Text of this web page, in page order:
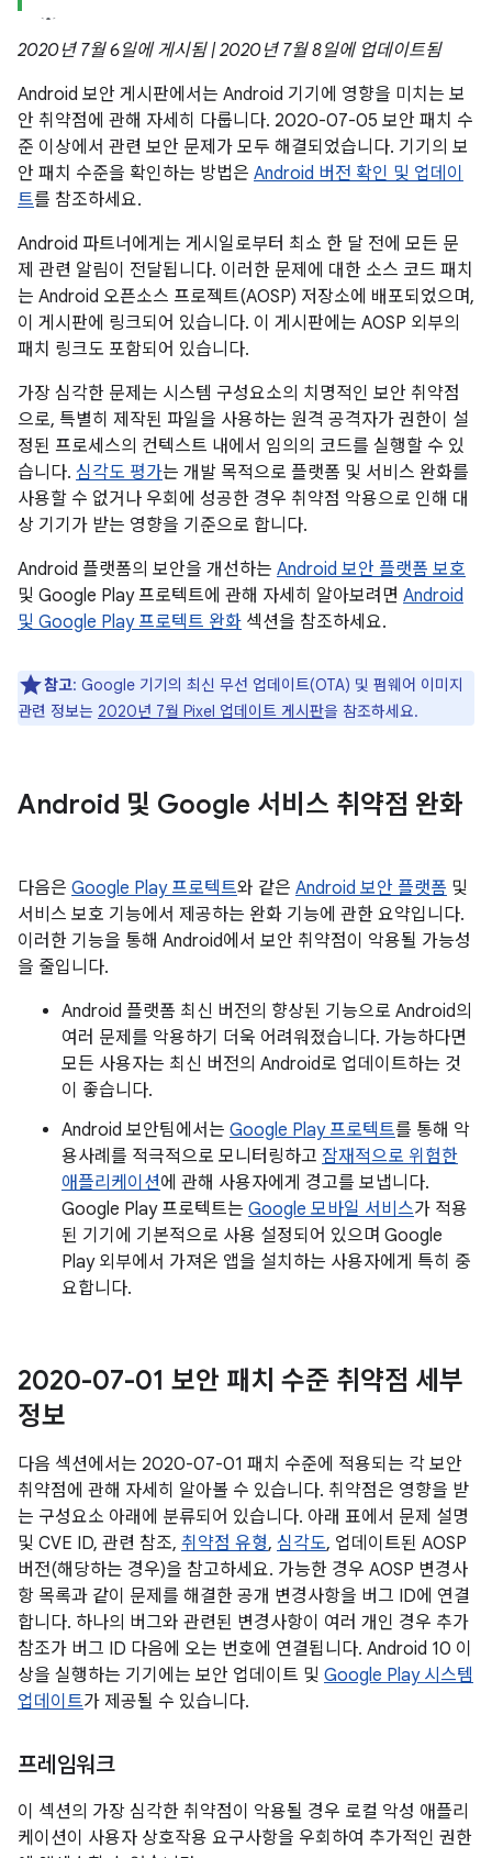
2020년 7월 6일에 게시됨 | 2020년 7월 8일에 업데이트됨
Android 보안 게시판에서는 Android 기기에 영향을 미치는 보
안 취약점에 관해 자세히 다룹니다. 2020-07-05 보안 패치 수
준 이상에서 관련 보안 문제가 모두 해결되었습니다. 기기의 보
안 패치 수준을 확인하는 방법은 Android 버전 확인 및 업데이
트를 참조하세요.
Android 파트너에게는 게시일로부터 최소 한 달 전에 모든 문
제 관련 알림이 전달됩니다. 이러한 문제에 대한 소스 코드 패치
는 Android 오픈소스 프로젝트(AOSP) 저장소에 배포되었으며,
이 게시판에 링크되어 있습니다. 이 게시판에는 AOSP 외부의
패치 링크도 포함되어 있습니다.
가장 심각한 문제는 시스템 구성요소의 치명적인 보안 취약점
으로, 특별히 제작된 파일을 사용하는 원격 공격자가 권한이 설
정된 프로세스의 컨텍스트 내에서 임의의 코드를 실행할 수 있
습니다. 심각도 평가는 개발 목적으로 플랫폼 및 서비스 완화를
사용할 수 없거나 우회에 성공한 경우 취약점 악용으로 인해 대
상 기기가 받는 영향을 기준으로 합니다.
Android 플랫폼의 보안을 개선하는 Android 보안 플랫폼 보호
및 Google Play 프로텍트에 관해 자세히 알아보려면 Android
및 Google Play 프로텍트 완화 섹션을 참조하세요.
참고: Google 기기의 최신 무선 업데이트(OTA) 및 펌웨어 이미지
관련 정보는 2020년 7월 Pixel 업데이트 게시판을 참조하세요.
Android 및 Google 서비스 취약점 완화
다음은 Google Play 프로텍트와 같은 Android 보안 플랫폼 및
서비스 보호 기능에서 제공하는 완화 기능에 관한 요약입니다.
이러한 기능을 통해 Android에서 보안 취약점이 악용될 가능성
을 줄입니다.
Android 플랫폼 최신 버전의 향상된 기능으로 Android의
여러 문제를 악용하기 더욱 어려워졌습니다. 가능하다면
모든 사용자는 최신 버전의 Android로 업데이트하는 것
이 좋습니다.
Android 보안팀에서는 Google Play 프로텍트를 통해 악
용사례를 적극적으로 모니터링하고 잠재적으로 위험한
애플리케이션에 관해 사용자에게 경고를 보냅니다.
Google Play 프로텍트는 Google 모바일 서비스가 적용
된 기기에 기본적으로 사용 설정되어 있으며 Google
Play 외부에서 가져온 앱을 설치하는 사용자에게 특히 중
요합니다.
2020-07-01 보안 패치 수준 취약점 세부
정보
다음 섹션에서는 2020-07-01 패치 수준에 적용되는 각 보안
취약점에 관해 자세히 알아볼 수 있습니다. 취약점은 영향을 받
는 구성요소 아래에 분류되어 있습니다. 아래 표에서 문제 설명
및 CVE ID, 관련 참조, 취약점 유형, 심각도, 업데이트된 AOSP
버전(해당하는 경우)을 참고하세요. 가능한 경우 AOSP 변경사
항 목록과 같이 문제를 해결한 공개 변경사항을 버그 ID에 연결
합니다. 하나의 버그와 관련된 변경사항이 여러 개인 경우 추가
참조가 버그 ID 다음에 오는 번호에 연결됩니다. Android 10 이
상을 실행하는 기기에는 보안 업데이트 및 Google Play 시스템
업데이트가 제공될 수 있습니다.
프레임워크
이 섹션의 가장 심각한 취약점이 악용될 경우 로컬 악성 애플리
케이션이 사용자 상호작용 요구사항을 우회하여 추가적인 권한